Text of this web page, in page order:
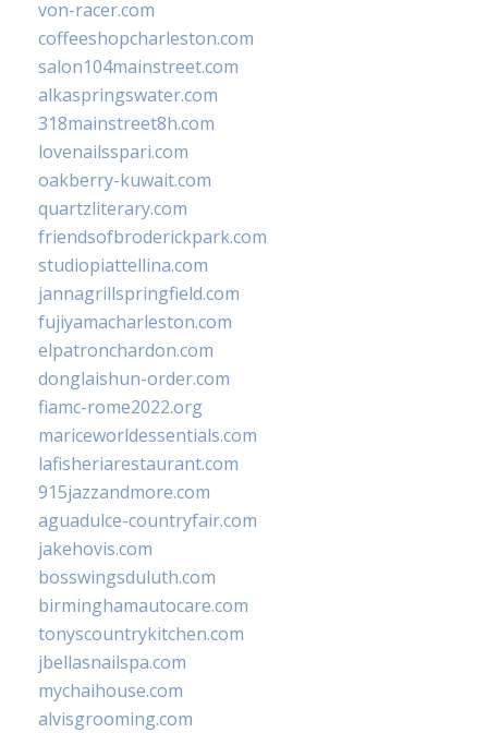
von-racer.com
coffeeshopcharleston.com
salon104mainstreet.com
alkaspringswater.com
318mainstreet8h.com
lovenailsspari.com
oakberry-kuwait.com
quartzliterary.com
friendsofbroderickpark.com
studiopiattellina.com
jannagrillspringfield.com
fujiyamacharleston.com
elpatronchardon.com
donglaishun-order.com
fiamc-rome2022.org
mariceworldessentials.com
lafisheriarestaurant.com
915jazzandmore.com
aguadulce-countryfair.com
jakehovis.com
bosswingsduluth.com
birminghamautocare.com
tonyscountrykitchen.com
jbellasnailspa.com
mychaihouse.com
alvisgrooming.com